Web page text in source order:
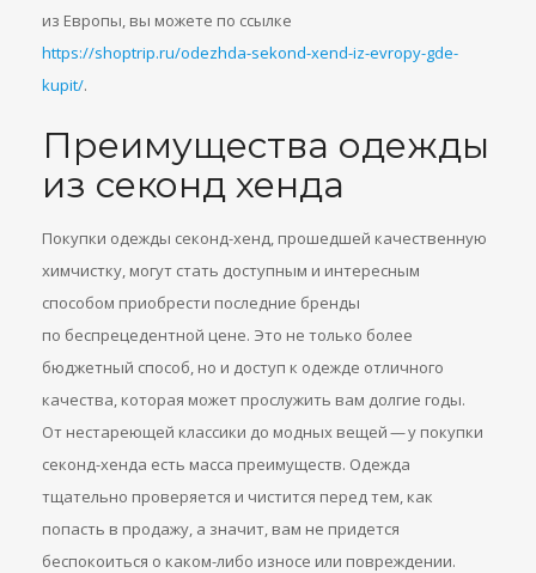
из Европы, вы можете по ссылке
https://shoptrip.ru/odezhda-sekond-xend-iz-evropy-gde-
kupit/.
Преимущества одежды
из секонд хенда
Покупки одежды секонд-хенд, прошедшей качественную
химчистку, могут стать доступным и интересным
способом приобрести последние бренды
по беспрецедентной цене. Это не только более
бюджетный способ, но и доступ к одежде отличного
качества, которая может прослужить вам долгие годы.
От нестареющей классики до модных вещей — у покупки
секонд-хенда есть масса преимуществ. Одежда
тщательно проверяется и чистится перед тем, как
попасть в продажу, а значит, вам не придется
беспокоиться о каком-либо износе или повреждении.